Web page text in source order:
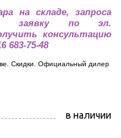
на складе, запроса
заявку по эл.
консультацию
683-75-48
Скидки. Официальный дилер
в наличии